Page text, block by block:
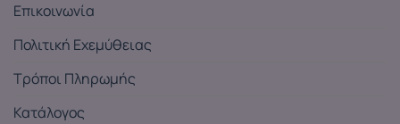
Επικοινωνία
Πολιτική Εχεμύθειας
Τρόποι Πληρωμής
Κατάλογος